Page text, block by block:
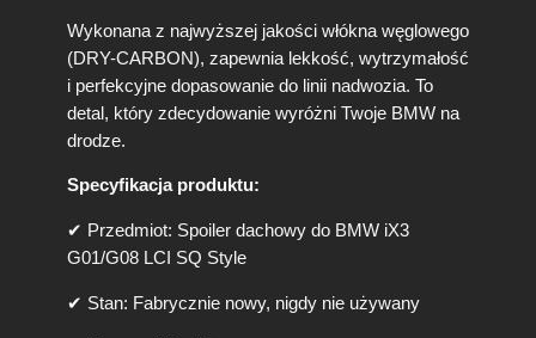
D
a
c
h
o
w
B
W
i
3
Wykonana z najwyższej jakości włókna węglowego
(DRY-CARBON), zapewnia lekkość, wytrzymałość
i perfekcyjne dopasowanie do linii nadwozia. To
detal, który zdecydowanie wyróżni Twoje BMW na
drodze.
Specyfikacja produktu:
✔ Przedmiot: Spoiler dachowy do BMW iX3
G01/G08 LCI SQ Style
✔ Stan: Fabrycznie nowy, nigdy nie używany